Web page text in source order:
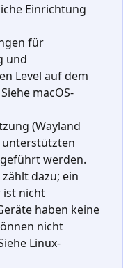
Einrichtung
für
und
Level auf dem
macOS-
(Wayland
unterstützten
werden.
dazu; ein
ist nicht
haben keine
nicht
Linux-